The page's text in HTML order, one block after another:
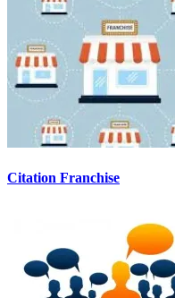
Citation Franchise